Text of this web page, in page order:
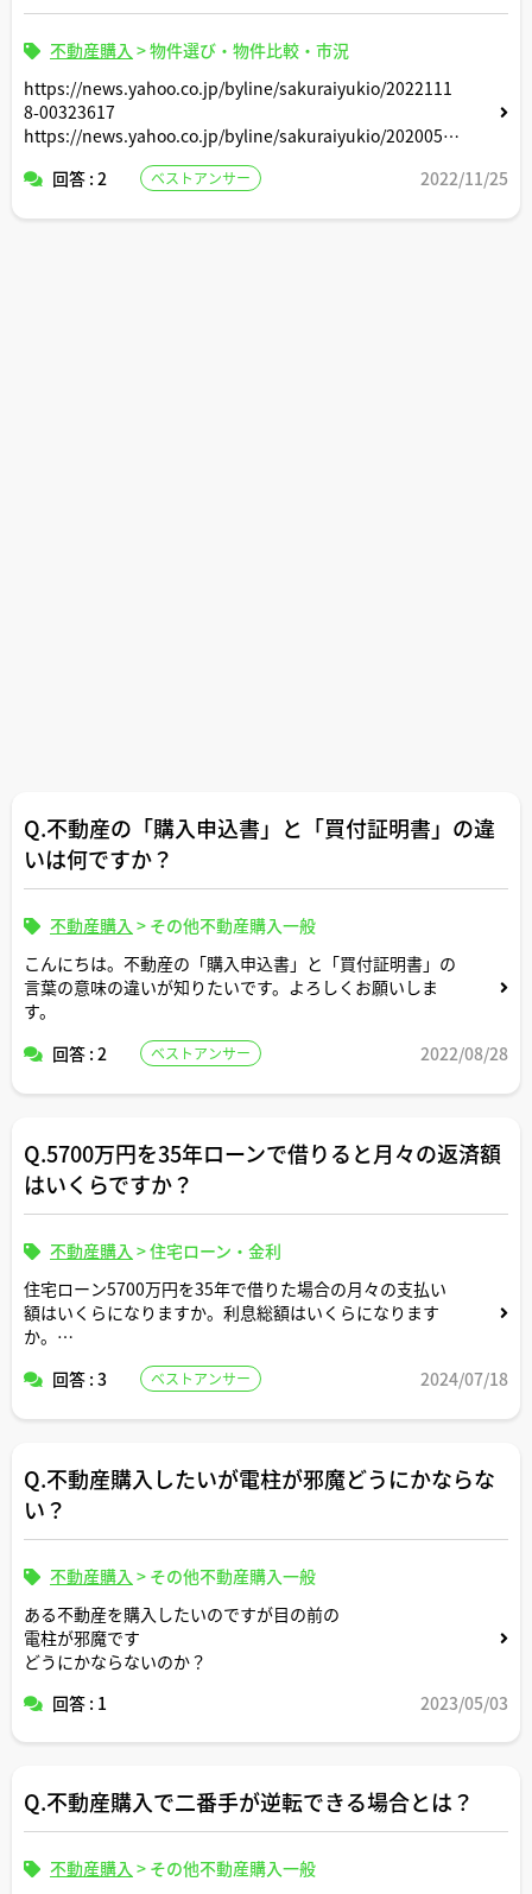
不動産購入 >物件選び・物件比較・市況
https://news.yahoo.co.jp/byline/sakuraiyukio/2022111
8-00323617
https://news.yahoo.co.jp/byline/sakuraiyukio/2020052
回答 : 2 ベストアンサー 2022/11/25
Q.不動産の「購入申込書」と「買付証明書」の違
いは何ですか？
不動産購入 > その他不動産購入一般
こんにちは。不動産の「購入申込書」と「買付証明書」の
言葉の意味の違いが知りたいです。よろしくお願いしま
す。
回答 : 2
ベストアンサー 2022/08/28
Q.5700万円を35年ローンで借りると月々の返済額
はいくらですか？
不動産購入 >住宅ローン・金利
住宅ローン5700万円を35年で借りた場合の月々の支払い
額はいくらになりますか。利息総額はいくらになります
か。
返済条件や金利条件等は適当な形で設定していただいて構
回答 : 3 ベストアンサー 2024/07/18
Q.不動産購入したいが電柱が邪魔どうにかならな
い？
不動産購入 > その他不動産購入一般
ある不動産を購入したいのですが目の前の
電柱が邪魔です
どうにかならないのか？
回答 : 1
2023/05/03
Q.不動産購入で二番手が逆転できる場合とは？
不動産購入 > その他不動産購入一般